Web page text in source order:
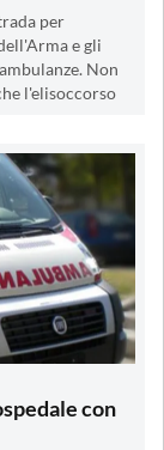
per
e gli
Non
l'elisoccorso
con